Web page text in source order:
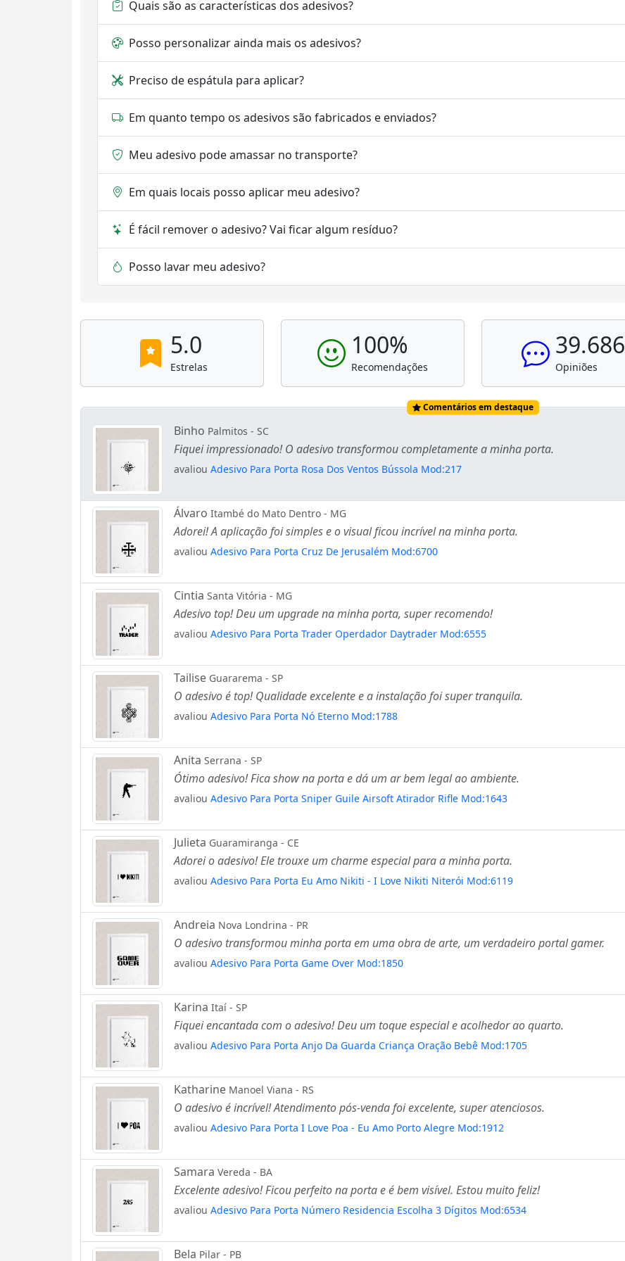
Quais são as características dos adesivos?
Posso personalizar ainda mais os adesivos?
Preciso de espátula para aplicar?
Em quanto tempo os adesivos são fabricados e enviados?
Meu adesivo pode amassar no transporte?
Em quais locais posso aplicar meu adesivo?
É fácil remover o adesivo? Vai ficar algum resíduo?
Posso lavar meu adesivo?
5.0
Estrelas
100%
Recomendações
39.686
Opiniões
Comentários em destaque
Binho Palmitos - SC
Fiquei impressionado! O adesivo transformou completamente a minha porta.
avaliou Adesivo Para Porta Rosa Dos Ventos Bússola Mod:217
Álvaro Itambé do Mato Dentro - MG
Adorei! A aplicação foi simples e o visual ficou incrível na minha porta.
avaliou Adesivo Para Porta Cruz De Jerusalém Mod:6700
Cintia Santa Vitória - MG
Adesivo top! Deu um upgrade na minha porta, super recomendo!
avaliou Adesivo Para Porta Trader Operdador Daytrader Mod:6555
Tailise Guararema - SP
O adesivo é top! Qualidade excelente e a instalação foi super tranquila.
avaliou Adesivo Para Porta Nó Eterno Mod:1788
Anita Serrana - SP
Ótimo adesivo! Fica show na porta e dá um ar bem legal ao ambiente.
avaliou Adesivo Para Porta Sniper Guile Airsoft Atirador Rifle Mod:1643
Julieta Guaramiranga - CE
Adorei o adesivo! Ele trouxe um charme especial para a minha porta.
avaliou Adesivo Para Porta Eu Amo Nikiti - I Love Nikiti Niterói Mod:6119
Andreia Nova Londrina - PR
O adesivo transformou minha porta em uma obra de arte, um verdadeiro portal gamer.
avaliou Adesivo Para Porta Game Over Mod:1850
Karina Itaí - SP
Fiquei encantada com o adesivo! Deu um toque especial e acolhedor ao quarto.
avaliou Adesivo Para Porta Anjo Da Guarda Criança Oração Bebê Mod:1705
Katharine Manoel Viana - RS
O adesivo é incrível! Atendimento pós-venda foi excelente, super atenciosos.
avaliou Adesivo Para Porta I Love Poa - Eu Amo Porto Alegre Mod:1912
Samara Vereda - BA
Excelente adesivo! Ficou perfeito na porta e é bem visível. Estou muito feliz!
avaliou Adesivo Para Porta Número Residencia Escolha 3 Dígitos Mod:6534
Bela Pilar - PB